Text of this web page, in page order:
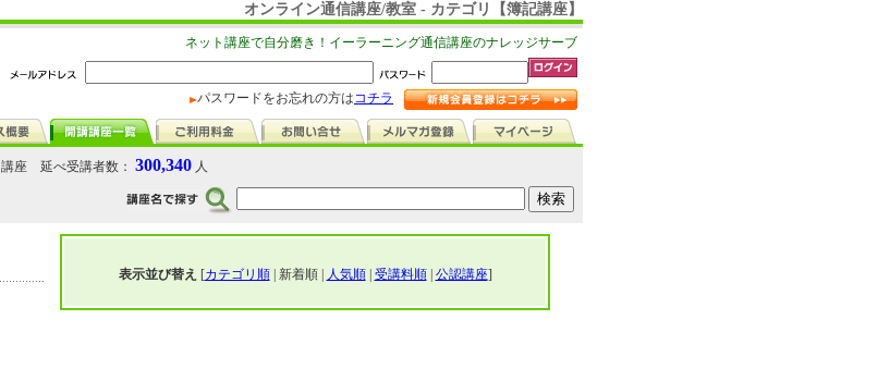
オンライン通信講座/教室 - カテゴリ【簿記講座】
ネット講座で自分磨き！イーラーニング通信講座のナレッジサーブ
パスワードをお忘れの方はコチラ
講座 延べ受講者数： 300,340 人
表示並び替え [カテゴリ順| 新着順 | 人気順| 受講料順| 公認講座]